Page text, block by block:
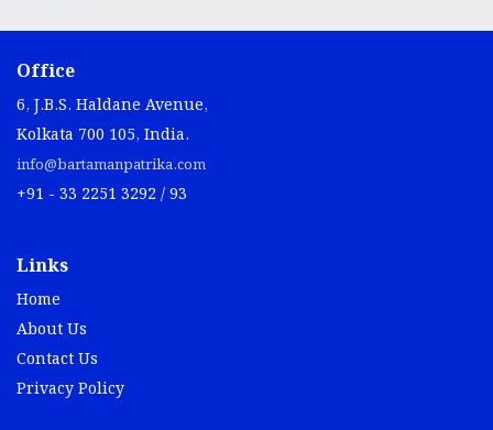
Office
6, J.B.S. Haldane Avenue,
Kolkata 700 105, India.
info@bartamanpatrika.com
+91 - 33 2251 3292 / 93
Links
Home
About Us
Contact Us
Privacy Policy